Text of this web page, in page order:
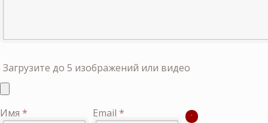
Загрузите до 5 изображений или видео
Имя * Email *